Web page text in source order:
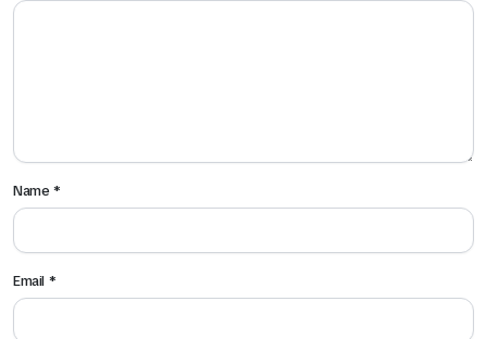
Name*
Email *